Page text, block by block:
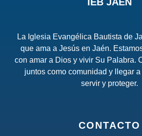
La Iglesia Evangélica Bautista de
que ama a Jesús en Jaén.
con amar a Dios y vivir Su Palabra.
juntos como comunidad y llegar
servir y proteger.
CONTACTO